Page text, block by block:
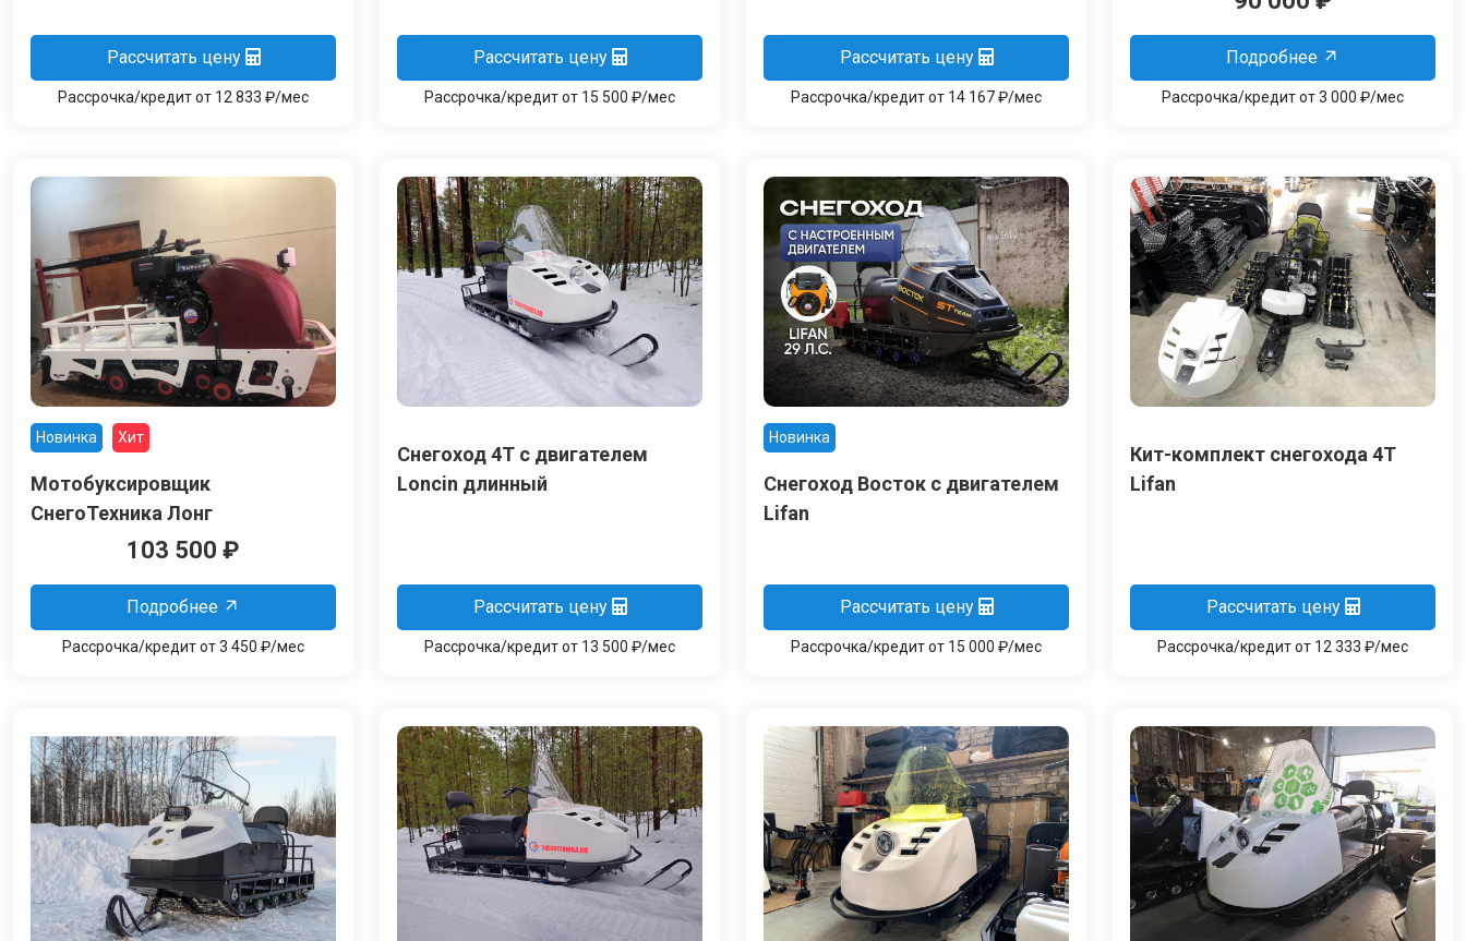
Рассчитать цену
Рассрочка/кредит от 12 833 ₽/мес
Рассчитать цену
Рассрочка/кредит от 15 500 ₽/мес
Рассчитать цену
Рассрочка/кредит от 14 167 ₽/мес
Подробнее
Рассрочка/кредит от 3 000 ₽/мес
Новинка Хит
Мотобуксировщик
СнегоТехника Лонг
103 500 ₽
Подробнее
Рассрочка/кредит от 3 450 ₽/мес
Снегоход 4Т с двигателем
Loncin длинный
Рассчитать цену
Рассрочка/кредит от 13 500 ₽/мес
Новинка
Снегоход Восток с двигателем
Lifan
Рассчитать цену
Рассрочка/кредит от 15 000 ₽/мес
Кит-комплект снегохода 4Т
Lifan
Рассчитать цену
Рассрочка/кредит от 12 333 ₽/мес